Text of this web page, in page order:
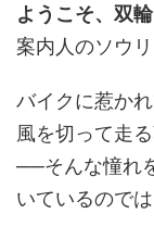
ようこそ、双輪
案内人のソウリ
バイクに惹か
風を切って走
──そんな憧れ
いているので